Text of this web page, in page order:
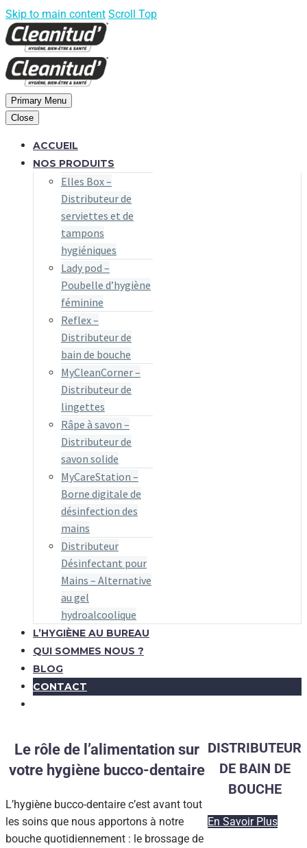
Skip to main content Scroll Top
Primary Menu
Close
ACCUEIL
NOS PRODUITS
Elles Box –
Distributeur de
serviettes et de
tampons
hygiéniques
Lady pod –
Poubelle d’hygiène
féminine
Reflex –
Distributeur de
bain de bouche
MyCleanCorner –
Distributeur de
lingettes
Râpe à savon –
Distributeur de
savon solide
MyCareStation –
Borne digitale de
désinfection des
mains
Distributeur
Désinfectant pour
Mains – Alternative
au gel
hydroalcoolique
L’HYGIÈNE AU BUREAU
QUI SOMMES NOUS ?
BLOG
CONTACT
Le rôle de l’alimentation sur
votre hygiène bucco-dentaire
L’hygiène bucco-dentaire c’est avant tout
les soins que nous apportons à notre
bouche quotidiennement : le brossage de
DISTRIBUTEUR
DE BAIN DE
BOUCHE
En Savoir Plus